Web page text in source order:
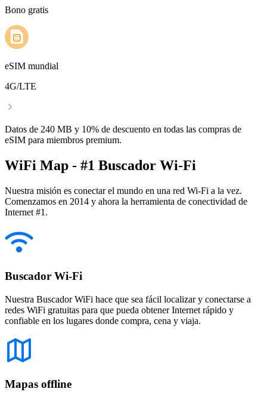
Bono gratis
eSIM mundial
4G/LTE
Datos de 240 MB y 10% de descuento en todas las compras de
eSIM para miembros premium.
WiFi Map - #1 Buscador Wi-Fi
Nuestra misión es conectar el mundo en una red Wi-Fi a la vez.
Comenzamos en 2014 y ahora la herramienta de conectividad de
Internet #1.
Buscador Wi-Fi
Nuestra Buscador WiFi hace que sea fácil localizar y conectarse a
redes WiFi gratuitas para que pueda obtener Internet rápido y
confiable en los lugares donde compra, cena y viaja.
Mapas offline